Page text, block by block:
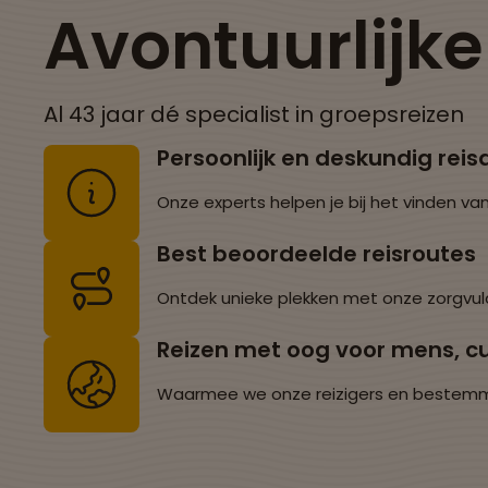
Al 43 jaar dé specialist in groepsreizen
Persoonlijk en deskundig
Onze experts helpen je bij het vinden
Best beoordeelde reisroutes
Ontdek unieke plekken met onze
Reizen met oog voor mens,
Waarmee we onze reizigers en